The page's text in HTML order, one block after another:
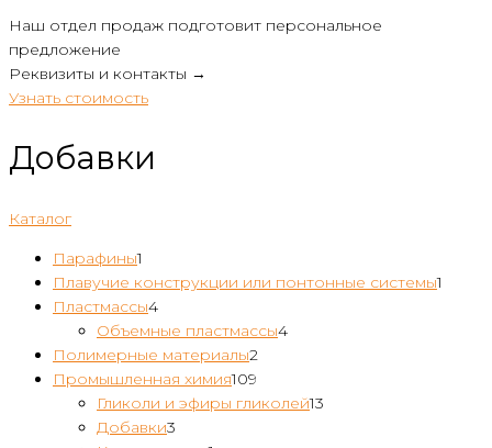
Наш отдел продаж подготовит персональное
предложение
Реквизиты и контакты →
Узнать стоимость
Добавки
Каталог
Парафины1
товар
Плавучие конструкции или понтонные системы1
Пластмассы44
товара
Объемные пластмассы44
Полимерные материалы2
Промышленная химия109
товаров
Гликоли и эфиры гликолей13
Добавки3